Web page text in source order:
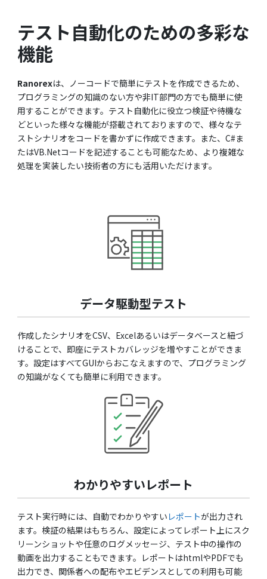
テスト自動化のための多彩な
機能
Ranorexは、ノーコードで簡単にテストを作成できるため、
プログラミングの知識のない方や非IT部門の方でも簡単に使
用することができます。テスト自動化に役立つ検証や待機な
どといった様々な機能が搭載されておりますので、様々なテ
ストシナリオをコードを書かずに作成できます。また、C#ま
たはVB.Netコードを記述することも可能なため、より複雑な
処理を実装したい技術者の方にも活用いただけます。
データ駆動型テスト
作成したシナリオをCSV、Excelあるいはデータベースと紐づ
けることで、即座にテストカバレッジを増やすことができま
す。設定はすべてGUIからおこなえますので、プログラミング
の知識がなくても簡単に利用できます。
わかりやすいレポート
テスト実行時には、自動でわかりやすい レポートが出力され
ます。検証の結果はもちろん、設定によってレポート上にスク
リーンショットや任意のログメッセージ、テスト中の操作の
動画を出力することもできます。レポートはhtmlやPDFでも
出力でき、関係者への配布やエビデンスとしての利用も可能